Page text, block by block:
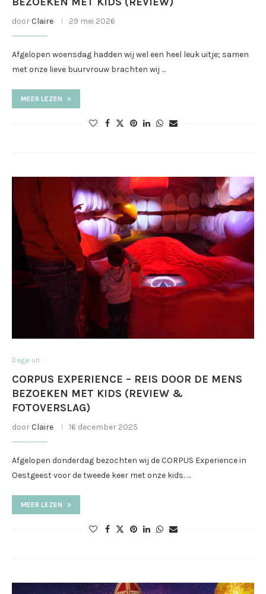
doorClaire 29 mei 2026
Afgelopen woensdag hadden wij wel een heel leuk uitje; samen
met onze lieve buurvrouw brachten wij …
MEER LEZEN
Dagje uit
CORPUS EXPERIENCE – REIS DOOR DE MENS
BEZOEKEN MET KIDS (REVIEW &
FOTOVERSLAG)
doorClaire 16 december 2025
Afgelopen donderdag bezochten wij de CORPUS Experience in
Oestgeest voor de tweede keer met onze kids. …
MEER LEZEN